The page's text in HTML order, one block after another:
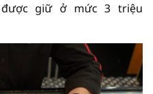
giữ ở mức 3 triệu